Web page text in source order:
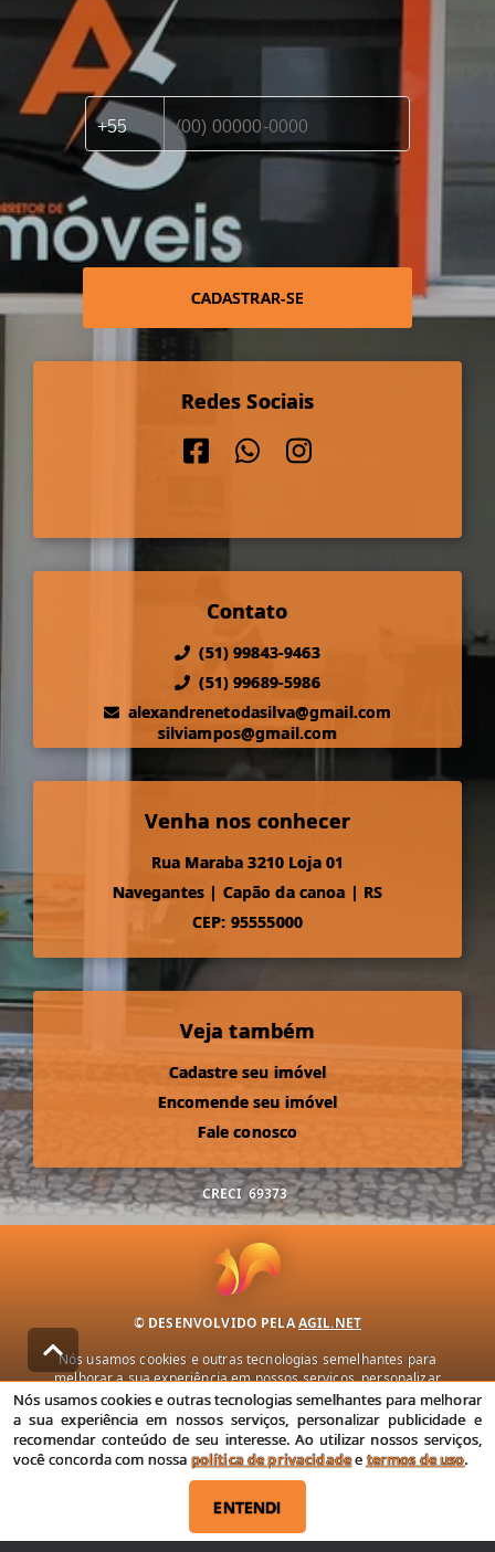
CADASTRAR-SE
Redes Sociais
Contato
(51) 99843-9463
(51) 99689-5986
alexandrenetodasilva@gmail.com
silviampos@gmail.com
Venha nos conhecer
Rua Maraba 3210 Loja 01
Navegantes | Capão da canoa | RS
CEP: 95555000
Veja também
Cadastre seu imóvel
Encomende seu imóvel
Fale conosco
CRECI 69373
© DESENVOLVIDO PELAAGIL.NET
Nós usamos cookies e outras tecnologias semelhantes para
melhorar a sua experiência em nossos serviços, personalizar
publicidade e recomendar conteúdo de seu interesse. Ao utilizar
nossos serviços, você concorda com nossa política de privacidade e
termos de uso.
Política de Privacidade Termos de uso
Nós usamos cookies e outras tecnologias semelhantes para melhorar
a sua experiência em nossos serviços, personalizar publicidade e
recomendar conteúdo de seu interesse. Ao utilizar nossos serviços,
você concorda com nossa política de privacidadeetermos de uso.
ENTENDI